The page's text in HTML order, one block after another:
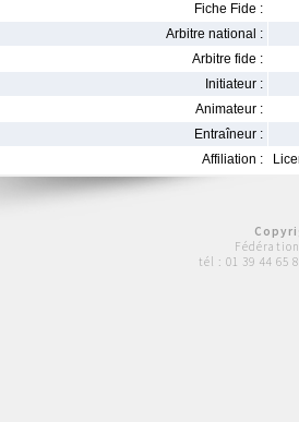
Fiche Fide :
Arbitre national :
Arbitre fide :
Initiateur :
Animateur :
Entraîneur :
Affiliation :
tél : 01 39 44 65